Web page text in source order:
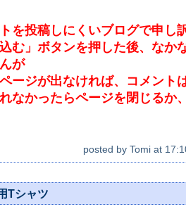
を投稿しにくいブログで申し
込む」ボタンを押した後、なか
が
ージが出なければ、コメント
なかったらページを閉じるか
posted by Tomi at
Tシャツ